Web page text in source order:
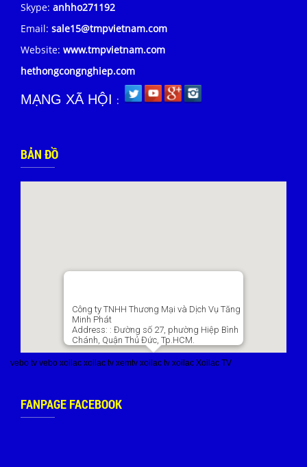
Skype: anhho271192
Email: sale15@tmpvietnam.com
Website: www.tmpvietnam.com
hethongcongnghiep.com
MẠNG XÃ HỘI :
BẢN ĐỒ
Công ty TNHH Thương Mại và Dịch Vụ Tăng
Minh Phát
Address: : Đường số 27, phường Hiệp Bình
Chánh, Quận Thủ Đức, Tp.HCM.
vebo tv vebo xoilac xoilac tv xemtv xoilac tv xoilac Xoilac TV
FANPAGE FACEBOOK